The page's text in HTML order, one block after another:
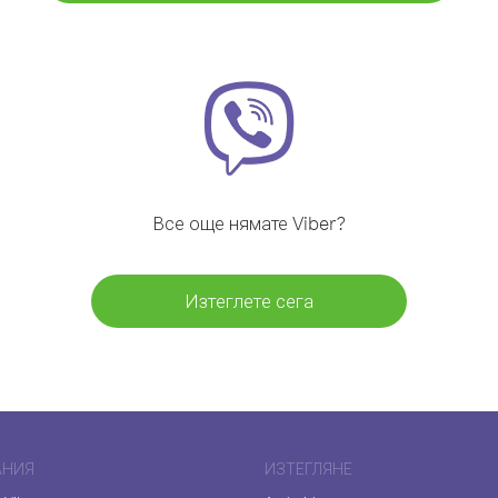
Все още нямате Viber?
Изтеглете сега
ИЗТЕГЛЯНЕ